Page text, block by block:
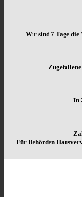
Wir sind 7 Tage die
In
Für Behörden